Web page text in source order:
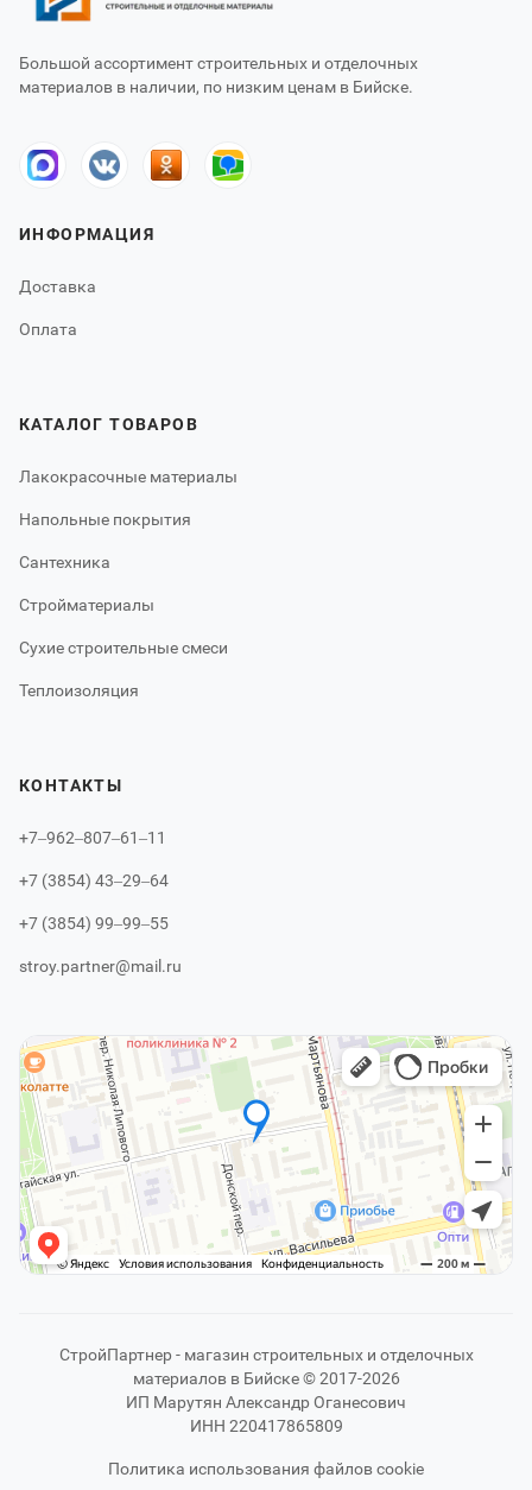
Большой ассортимент строительных и отделочных
материалов в наличии, по низким ценам в Бийске.
ИНФОРМАЦИЯ
Доставка
Оплата
КАТАЛОГ ТОВАРОВ
Лакокрасочные материалы
Напольные покрытия
Сантехника
Стройматериалы
Сухие строительные смеси
Теплоизоляция
КОНТАКТЫ
+7‒962‒807‒61‒11
+7 (3854) 43‒29‒64
+7 (3854) 99‒99‒55
stroy.partner@mail.ru
СтройПартнер - магазин строительных и отделочных
материалов в Бийске © 2017-2026
ИП Марутян Александр Оганесович
ИНН 220417865809
Политика использования файлов cookie